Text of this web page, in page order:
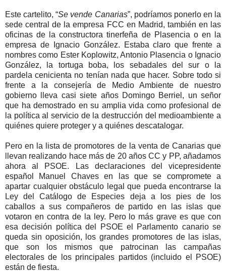
Este cartelito, “Se vende Canarias”, podríamos ponerlo en la
sede central de la empresa FCC en Madrid, también en las
oficinas de la constructora tinerfeña de Plasencia o en la
empresa de Ignacio González. Estaba claro que frente a
nombres como Ester Koplowitz, Antonio Plasencia o Ignacio
González, la tortuga boba, los sebadales del sur o la
pardela cenicienta no tenían nada que hacer. Sobre todo si
frente a la consejería de Medio Ambiente de nuestro
gobierno lleva casi siete años Domingo Berriel, un señor
que ha demostrado en su amplia vida como profesional de
la política al servicio de la destrucción del medioambiente a
quiénes quiere proteger y a quiénes descatalogar.
Pero en la lista de promotores de la venta de Canarias que
llevan realizando hace más de 20 años CC y PP, añadamos
ahora al PSOE. Las declaraciones del vicepresidente
español Manuel Chaves en las que se compromete a
apartar cualquier obstáculo legal que pueda encontrarse la
Ley del Catálogo de Especies deja a los pies de los
caballos a sus compañeros de partido en las islas que
votaron en contra de la ley. Pero lo más grave es que con
esa decisión política del PSOE el Parlamento canario se
queda sin oposición, los grandes promotores de las islas,
que son los mismos que patrocinan las campañas
electorales de los principales partidos (incluido el PSOE)
están de fiesta.